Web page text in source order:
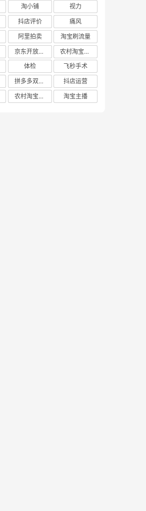
淘小铺
视力
抖店评价
痛风
阿里拍卖
淘宝刷流量
京东开放平台
农村淘宝快递
体检
飞秒手术
拼多多双十二
抖店运营
农村淘宝店铺 淘宝主播